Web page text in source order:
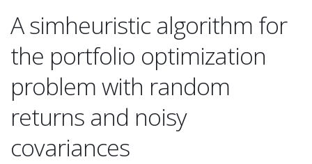
A simheuristic algorithm for
the portfolio optimization
problem with random
returns and noisy
covariances